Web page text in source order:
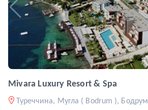
Mivara Luxury Resort & Spa
Туреччина, Мугла ( Bodrum ), Бодрум